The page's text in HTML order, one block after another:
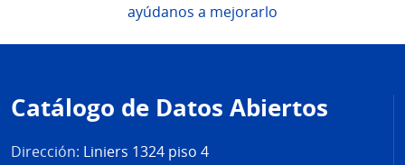
ayúdanos a mejorarlo
de
página
Catálogo de Datos Abiertos
Dirección: Liniers 1324 piso 4